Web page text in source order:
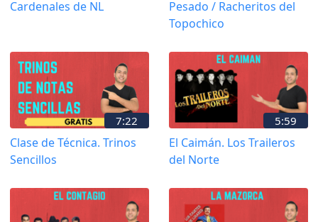
Cardenales de NL
Pesado / Racheritos del
Topochico
7:22
Clase de Técnica. Trinos
Sencillos
5:59
El Caimán. Los Traileros
del Norte